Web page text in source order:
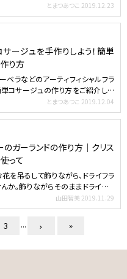
とまつあつこ 2019.12.23
ージュを手作りしよう！簡単
り方
ーベラなどのアーティフィシャルフラ
コサージュの作り方をご紹介しま
とまつあつこ 2019.12.04
のガーランドの作り方｜クリス
って
を吊るして飾りながら、ドライフラ
か。飾りながらそのままドライフラ
山田智美 2019.11.29
3 ... »